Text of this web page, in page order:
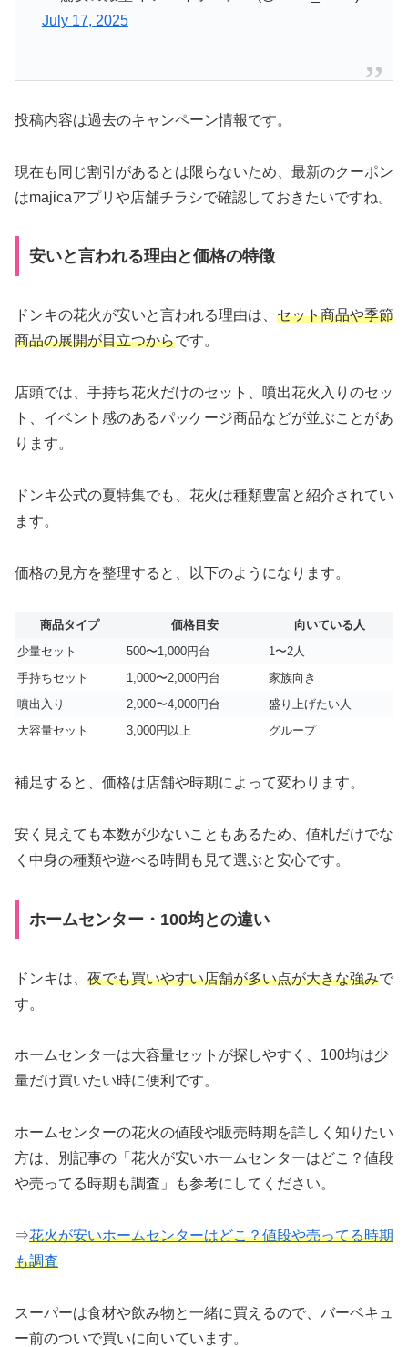
July 17, 2025
投稿内容は過去のキャンペーン情報です。
現在も同じ割引があるとは限らないため、最新のクーポン
はmajicaアプリや店舗チラシで確認しておきたいですね。
安いと言われる理由と価格の特徴
ドンキの花火が安いと言われる理由は、 セット商品や季節
商品の展開が目立つからです。
店頭では、手持ち花火だけのセット、噴出花火入りのセッ
ト、イベント感のあるパッケージ商品などが並ぶことがあ
ります。
ドンキ公式の夏特集でも、花火は種類豊富と紹介されてい
ます。
価格の見方を整理すると、以下のようになります。
商品タイプ 価格目安
向いている人
少量セット
500〜1,000円台
1〜2人
手持ちセット
1,000〜2,000円台
家族向き
噴出入り
2,000〜4,000円台
盛り上げたい人
大容量セット
3,000円以上 グループ
補足すると、価格は店舗や時期によって変わります。
安く見えても本数が少ないこともあるため、値札だけでな
く中身の種類や遊べる時間も見て選ぶと安心です。
ホームセンター・100均との違い
ドンキは、 夜でも買いやすい店舗が多い点が大きな強みで
す。
ホームセンターは大容量セットが探しやすく、100均は少
量だけ買いたい時に便利です。
ホームセンターの花火の値段や販売時期を詳しく知りたい
方は、別記事の「花火が安いホームセンターはどこ？値段
や売ってる時期も調査」も参考にしてください。
⇒花火が安いホームセンターはどこ？値段や売ってる時期
も調査
スーパーは食材や飲み物と一緒に買えるので、バーベキュ
ー前のついで買いに向いています。